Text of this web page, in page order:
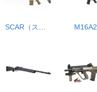
SCAR（スカー）-H フラット・ダークアース M16A2